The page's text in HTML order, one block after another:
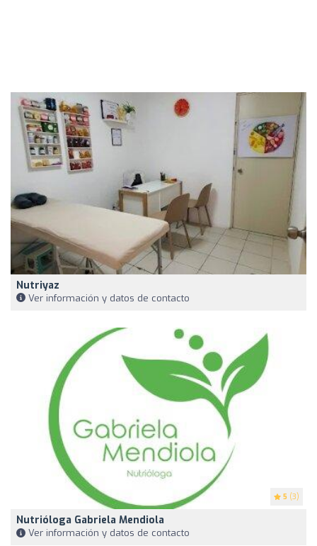
Nutriyaz
Ver información y datos de contacto
5 (3)
Nutrióloga Gabriela Mendiola
Ver información y datos de contacto